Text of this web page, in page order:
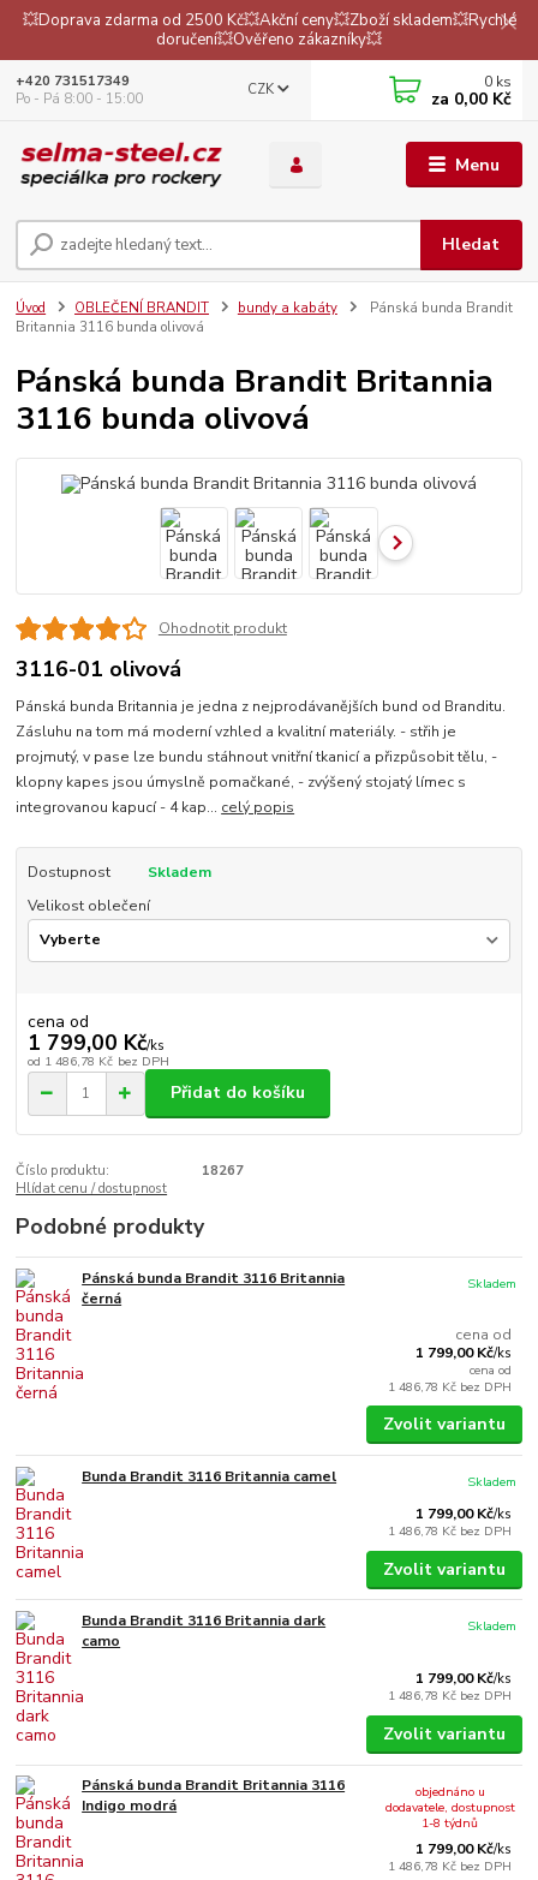
💥Doprava zdarma od 2500 Kč💥Akční ceny💥Zboží skladem💥Rychlé
doručení💥Ověřeno zákazníky💥
Menu
CZK
Hledat
+420 731517349
Po - Pá 8:00 - 15:00
0 ks
za 0,00 Kč
Úvod OBLEČENÍ BRANDIT bundy a kabáty
Pánská bunda Brandit
Britannia 3116 bunda olivová
Pánská bunda Brandit Britannia
3116 bunda olivová
Ohodnotit produkt
3116-01 olivová
Pánská bunda Britannia je jedna z nejprodávanějších bund od Branditu.
Zásluhu na tom má moderní vzhled a kvalitní materiály. - střih je
projmutý, v pase lze bundu stáhnout vnitřní tkanicí a přizpůsobit tělu, -
klopny kapes jsou úmyslně pomačkané, - zvýšený stojatý límec s
integrovanou kapucí - 4 kap... celý popis
Dostupnost
Skladem
Velikost oblečení
cena od
1 799,00 Kč/ks
od 1 486,78 Kč bez DPH
Přidat do košíku
Číslo produktu:
18267
Hlídat cenu / dostupnost
Podobné produkty
Pánská bunda Brandit 3116 Britannia
černá
cena od
1 799,00 Kč/ks
cena od
1 486,78 Kč bez DPH
Skladem
Zvolit variantu
Bunda Brandit 3116 Britannia camel
1 799,00 Kč/ks
1 486,78 Kč bez DPH
Skladem
Zvolit variantu
Bunda Brandit 3116 Britannia dark
camo
1 799,00 Kč/ks
1 486,78 Kč bez DPH
Skladem
Zvolit variantu
Pánská bunda Brandit Britannia 3116
Indigo modrá
1 799,00 Kč/ks
1 486,78 Kč bez DPH
objednáno u
dodavatele, dostupnost
1-8 týdnů